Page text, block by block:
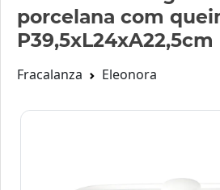
porcelana com
P39,5xL24xA22,5cm
Fracalanza Eleonora